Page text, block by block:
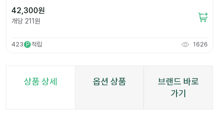
42,300원
개당 211원
423 P 적립 1626
상품 상세 옵션 상품
브랜드 바로
가기